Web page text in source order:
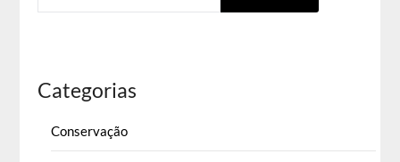
Categorias
Conservação